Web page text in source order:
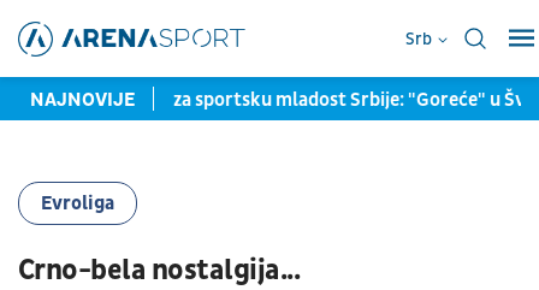
Srb
NAJNOVIJE
veliki dan za sportsku mladost Srbije: "Goreće" u Švedskoj i
Evroliga
Crno-bela nostalgija...